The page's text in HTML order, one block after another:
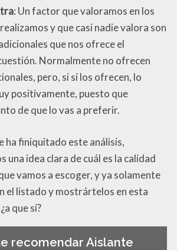
: Un factor que valoramos en los
y que casi nadie valora son
que nos ofrece el
Normalmente no ofrecen
pero, si sí los ofrecen, lo
positivamente, puesto que
de que lo vas a preferir.
ha finiquitado este análisis,
una idea clara de cuál es la calidad
vamos a escoger, y ya solamente
el listado y mostrártelos en esta
que sí?
recomendar Aislante